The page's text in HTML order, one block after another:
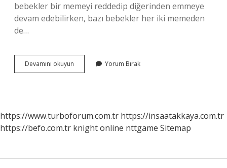
bebekler bir memeyi reddedip diğerinden emmeye
devam edebilirken, bazı bebekler her iki memeden
de…
Devamını okuyun
Reddi
Yorum Bırak
https://www.turboforum.com.tr https://insaatakkaya.com.tr
https://befo.com.tr knight online nttgame Sitemap